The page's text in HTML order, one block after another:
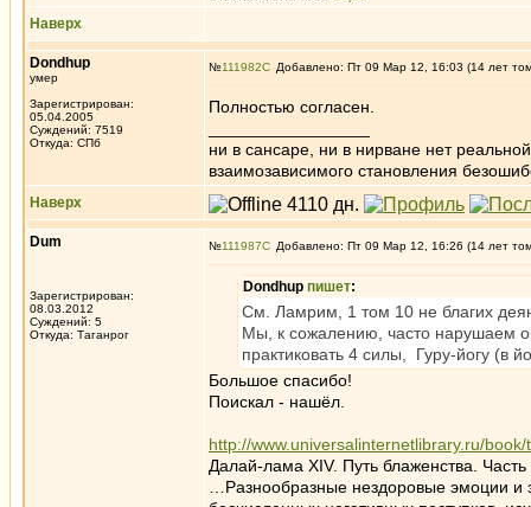
Наверх
Dondhup
умер
Зарегистрирован:
05.04.2005
Суждений: 7519
Откуда: СПб
№111982 Добавлено: Пт 09 Мар 12, 16:03 (14 лет
Полностью согласен.
ни в сансаре, ни в нирване нет
взаимозависимого становления
Наверх
Dum
Зарегистрирован:
08.03.2012
Суждений: 5
Откуда: Таганрог
№111987 Добавлено: Пт 09 Мар 12, 16:26 (14 лет
Dondhup пишет:
См. Ламрим, 1 том 10 не благих
Мы, к сожалению, часто нарушаем
практиковать 4 силы, Гуру-йогу (в
Большое спасибо!
Поискал - нашёл.
http://www.universalinternetlibrary.ru/
Далай-лама XIV. Путь блаженства. Часть
…Разнообразные нездоровые эмоции и